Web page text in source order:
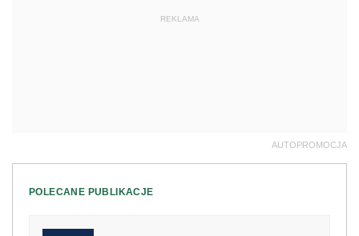
REKLAMA
AUTOPROMOCJA
POLECANE PUBLIKACJE